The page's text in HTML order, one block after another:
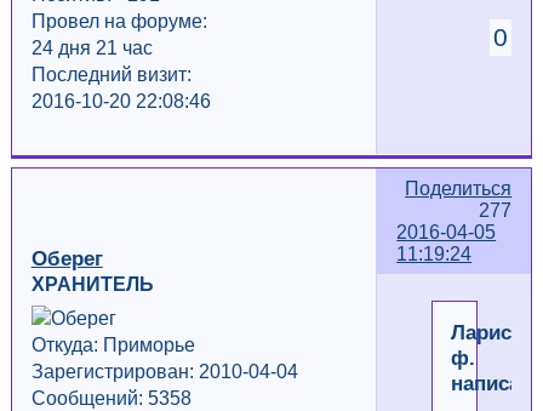
Провел на форуме:
24 дня 21 час
Последний визит:
2016-10-20 22:08:46
0
Поделиться
277
2016-04-05
11:19:24
Оберег
ХРАНИТЕЛЬ
Откуда: Приморье
Зарегистрирован: 2010-04-04
Сообщений: 5358
Лариса
ф.